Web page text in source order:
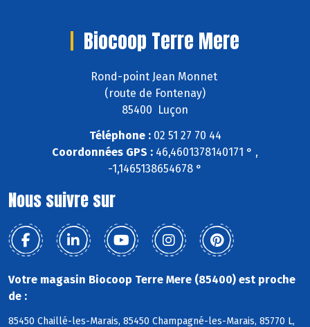
Biocoop Terre Mere
Rond-point Jean Monnet
(route de Fontenay)
85400 Luçon
Téléphone :02 51 27 70 44
Coordonnées GPS : 46,4601378140171 ° ,
-1,1465138654678 °
Nous suivre sur
Votre magasin Biocoop Terre Mere (85400) est proche
de :
85450 Chaillé-les-Marais, 85450 Champagné-les-Marais, 85770 L,